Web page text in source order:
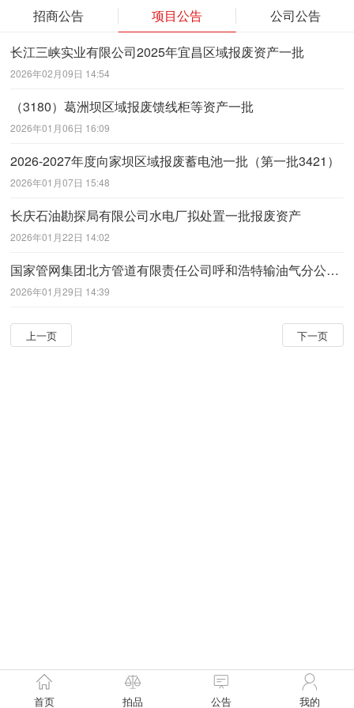
招商公告 项目公告
公司公告
长江三峡实业有限公司2025年宜昌区域报废资产一批
2026年02月09日 14:54
（3180）葛洲坝区域报废馈线柜等资产一批
2026年01月06日 16:09
2026-2027年度向家坝区域报废蓄电池一批（第一批3421）
2026年01月07日 15:48
长庆石油勘探局有限公司水电厂拟处置一批报废资产
2026年01月22日 14:02
国家管网集团北方管道有限责任公司呼和浩特输油气分公司拟处置的闲置物资
2026年01月29日 14:39
上一页 下一页
首页 拍品 公告 我的